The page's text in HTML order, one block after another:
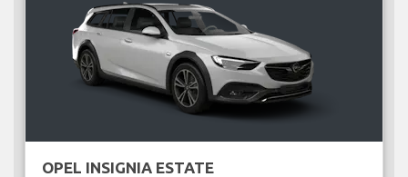
OPEL INSIGNIA ESTATE